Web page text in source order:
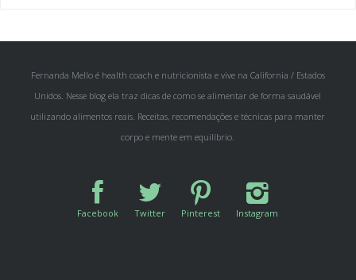
Unidos. Nesse blog ela traz dicas de como se alimentar de forma saudável
utilizando alimentos reais. Receitas, recomendações e técnicas para manter
corpo e mente em equilíbrio.
Facebook Twitter Pinterest Instagram